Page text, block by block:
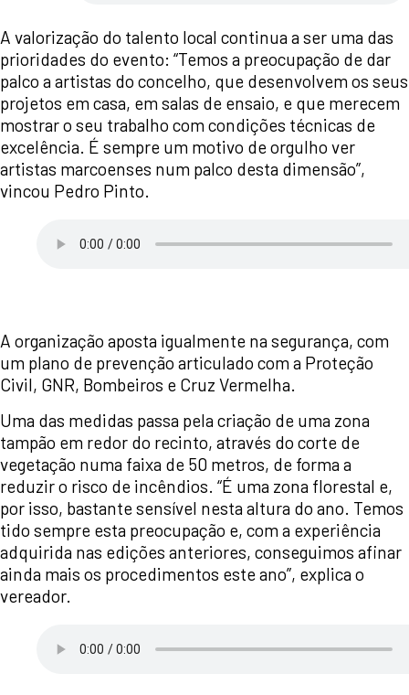
A valorização do talento local continua a ser uma das
prioridades do evento: “Temos a preocupação de dar
palco a artistas do concelho, que desenvolvem os seus
projetos em casa, em salas de ensaio, e que merecem
mostrar o seu trabalho com condições técnicas de
excelência. É sempre um motivo de orgulho ver
artistas marcoenses num palco desta dimensão”,
vincou Pedro Pinto.
A organização aposta igualmente na segurança, com
um plano de prevenção articulado com a Proteção
Civil, GNR, Bombeiros e Cruz Vermelha.
Uma das medidas passa pela criação de uma zona
tampão em redor do recinto, através do corte de
vegetação numa faixa de 50 metros, de forma a
reduzir o risco de incêndios. “É uma zona florestal e,
por isso, bastante sensível nesta altura do ano. Temos
tido sempre esta preocupação e, com a experiência
adquirida nas edições anteriores, conseguimos afinar
ainda mais os procedimentos este ano”, explica o
vereador.